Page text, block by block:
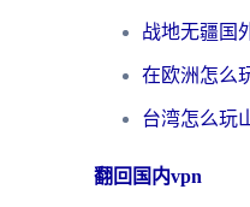
翻回国内vpn